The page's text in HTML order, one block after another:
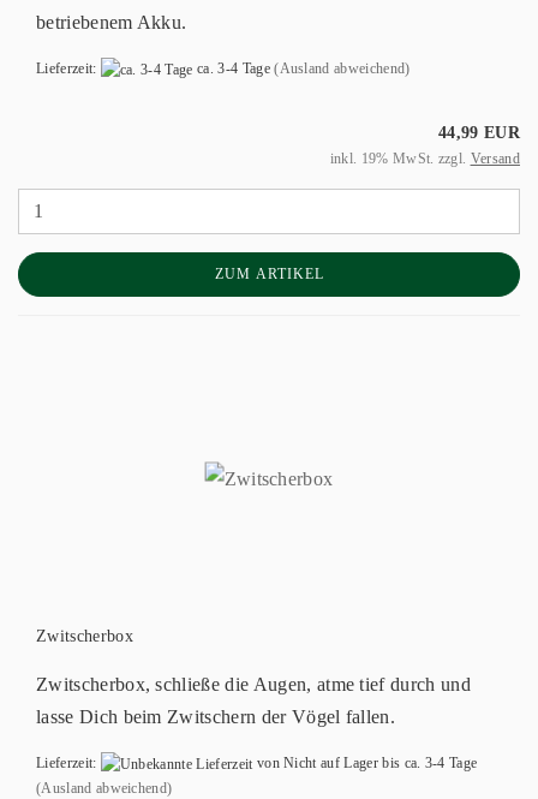
betriebenem Akku.
Lieferzeit: ca. 3-4 Tage (Ausland abweichend)
44,99 EUR
inkl. 19% MwSt. zzgl. Versand
ZUM ARTIKEL
Zwitscherbox
Zwitscherbox, schließe die Augen, atme tief durch und
lasse Dich beim Zwitschern der Vögel fallen.
Lieferzeit:
von Nicht auf Lager bis ca. 3-4 Tage
(Ausland abweichend)